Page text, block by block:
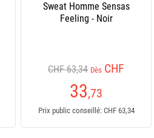
Sweat Homme Sensas
Feeling - Noir
CHF 63,34 Dès CHF
33,73
Prix public conseillé: CHF 63,34